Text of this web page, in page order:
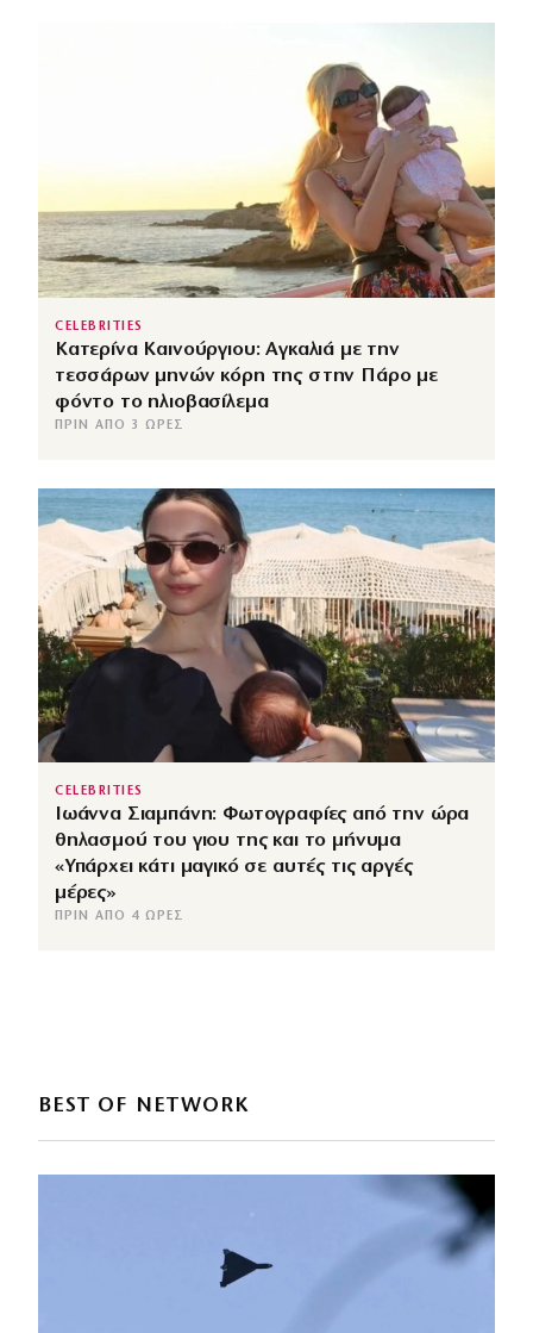
CELEBRITIES
Κατερίνα Καινούργιου: Αγκαλιά με την
τεσσάρων μηνών κόρη της στην Πάρο με
φόντο το ηλιοβασίλεμα
ΠΡΙΝ ΑΠΌ 3 ΏΡΕΣ
CELEBRITIES
Ιωάννα Σιαμπάνη: Φωτογραφίες από την ώρα
θηλασμού του γιου της και το μήνυμα
«Υπάρχει κάτι μαγικό σε αυτές τις αργές
μέρες»
ΠΡΙΝ ΑΠΌ 4 ΏΡΕΣ
BEST OF NETWORK